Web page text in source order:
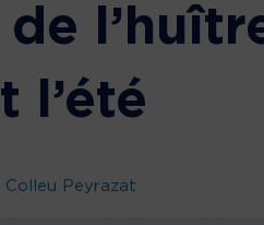
l’été
Colleu Peyrazat